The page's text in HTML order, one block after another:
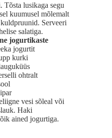
Tõsta lusikaga segu
kuumusel mõlemalt
Serveeri
salatiga.
jogurtikaste
jogurtit
kurki
ohtralt
vesi sõleal või
Haki
ained jogurtiga.